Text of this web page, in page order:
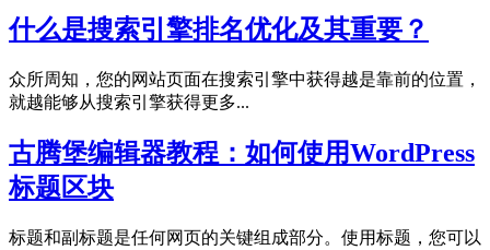
什么是搜索引擎排名优化及其重要？
众所周知，您的网站页面在搜索引擎中获得越是靠前的位置，
就越能够从搜索引擎获得更多...
古腾堡编辑器教程：如何使用WordPress
标题区块
标题和副标题是任何网页的关键组成部分。使用标题，您可以